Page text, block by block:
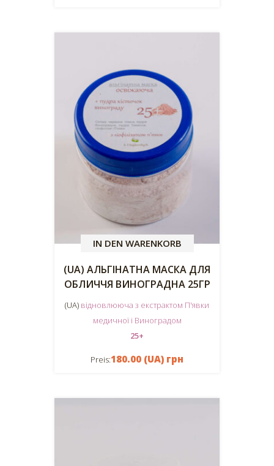
IN DEN WARENKORB
(UA) АЛЬГІНАТНА МАСКА ДЛЯ
ОБЛИЧЧЯ ВИНОГРАДНА 25ГР
(UA) відновлююча з екстрактом П'явки
медичної і Виноградом
25+
Preis:180.00 (UA) грн